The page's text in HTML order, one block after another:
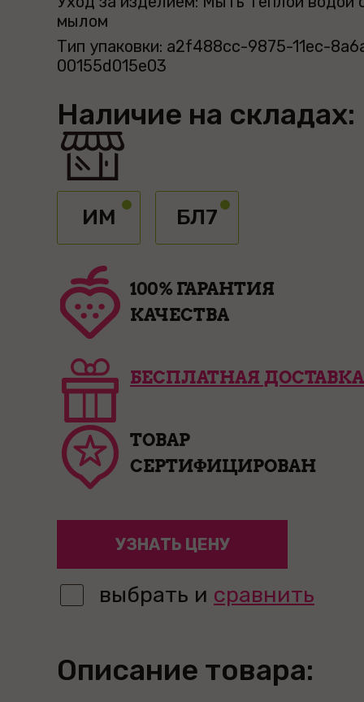
мылом
Тип упаковки: a2f488cc-9875-11ec-
00155d015e03
Наличие на складах:
ИМ БЛ7
100% ГАРАНТИЯ
КАЧЕСТВА
БЕСПЛАТНАЯ ДОСТАВКА
ТОВАР
СЕРТИФИЦИРОВАН
УЗНАТЬ ЦЕНУ
выбрать и сравнить
Описание товара: